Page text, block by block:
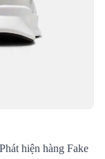
hiện hàng Fake